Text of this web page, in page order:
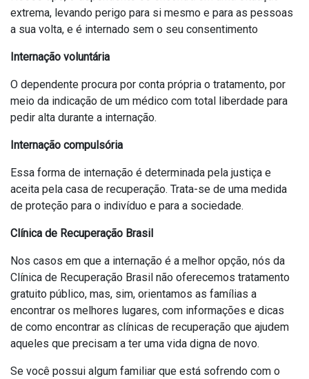
extrema, levando perigo para si mesmo e para as pessoas
a sua volta, e é internado sem o seu consentimento
Internação voluntária
O dependente procura por conta própria o tratamento, por
meio da indicação de um médico com total liberdade para
pedir alta durante a internação.
Internação compulsória
Essa forma de internação é determinada pela justiça e
aceita pela casa de recuperação. Trata-se de uma medida
de proteção para o indivíduo e para a sociedade.
Clínica de Recuperação Brasil
Nos casos em que a internação é a melhor opção, nós da
Clínica de Recuperação Brasil não oferecemos tratamento
gratuito público, mas, sim, orientamos as famílias a
encontrar os melhores lugares, com informações e dicas
de como encontrar as clínicas de recuperação que ajudem
aqueles que precisam a ter uma vida digna de novo.
Se você possui algum familiar que está sofrendo com o